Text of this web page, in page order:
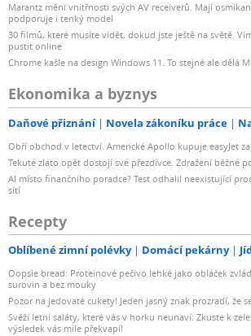
Marantz mění vnitřnosti svých AV receiverů. Mají
podporuje i tenký model
30 filmů, které musíte vidět, dokud jste ještě na světě.
pustit online
Chrome kašle na design Windows 11. To stejné ale dělá
Ekonomika a byznys
Daňové přiznání Novela zákoníku práce
Obří obchod v letectví. Americké Apollo kupuje easyJet
Tekuté zlato opět dostojí své přezdívce. Zdražení běžné
AI místo finančního poradce? Test odhalil neexistující
sítí
Recepty
Oblíbené zimní polévky Domácí pekárny
Oopsie bread: Proteinové pečivo lehké jako obláček
surovin a bez mouky
Pozor na jedovaté cukety! Jeden jasný znak prozradí, že
Svěží letní saláty, které vás v horku neunaví: Zkuste k
výsledek vás mile překvapí!